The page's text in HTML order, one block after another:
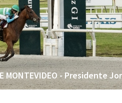
MONTEVIDEO - Presidente